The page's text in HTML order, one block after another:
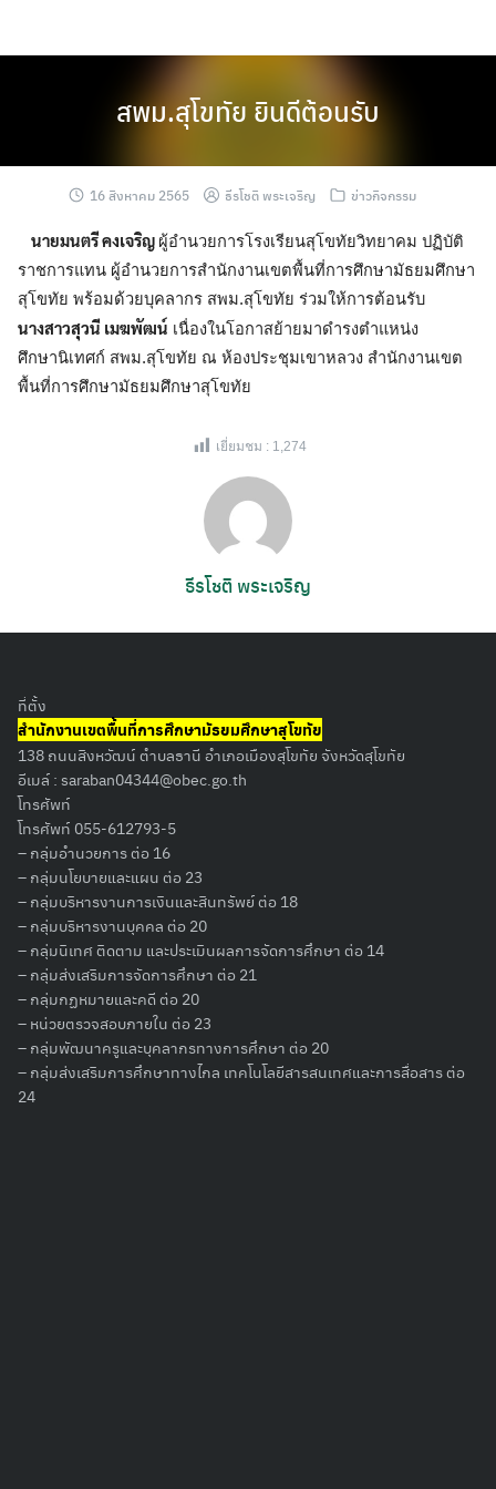
Search
for:
สพม.สุโขทัย ยินดีต้อนรับ
16 สิงหาคม 2565 ธีรโชติ พระเจริญ ข่าวกิจกรรม
นายมนตรี คงเจริญ ผู้อำนวยการโรงเรียนสุโขทัยวิทยาคม ปฏิบัติ
ราชการแทน ผู้อำนวยการสำนักงานเขตพื้นที่การศึกษามัธยมศึกษา
สุโขทัย พร้อมด้วยบุคลากร สพม.สุโขทัย ร่วมให้การต้อนรับ
นางสาวสุวนี เมฆพัฒน์ เนื่องในโอกาสย้ายมาดำรงตำแหน่ง
ศึกษานิเทศก์ สพม.สุโขทัย ณ ห้องประชุมเขาหลวง สำนักงานเขต
พื้นที่การศึกษามัธยมศึกษาสุโขทัย
เยี่ยมชม : 1,274
ธีรโชติ พระเจริญ
ที่ตั้ง
สำนักงานเขตพื้นที่การศึกษามัธยมศึกษาสุโขทัย
138 ถนนสิงหวัฒน์ ตำบลธานี อำเภอเมืองสุโขทัย จังหวัดสุโขทัย
อีเมล์ : saraban04344@obec.go.th
โทรศัพท์
โทรศัพท์ 055-612793-5
– กลุ่มอำนวยการ ต่อ 16
– กลุ่มนโยบายและแผน ต่อ 23
– กลุ่มบริหารงานการเงินและสินทรัพย์ ต่อ 18
– กลุ่มบริหารงานบุคคล ต่อ 20
– กลุ่มนิเทศ ติดตาม และประเมินผลการจัดการศึกษา ต่อ 14
– กลุ่มส่งเสริมการจัดการศึกษา ต่อ 21
– กลุ่มกฏหมายและคดี ต่อ 20
– หน่วยตรวจสอบภายใน ต่อ 23
– กลุ่มพัฒนาครูและบุคลากรทางการศึกษา ต่อ 20
– กลุ่มส่งเสริมการศึกษาทางไกล เทคโนโลยีสารสนเทศและการสื่อสาร ต่อ
24